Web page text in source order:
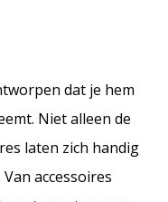
dat je hem
Niet alleen de
laten zich handig
accessoires